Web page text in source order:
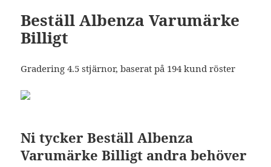
Beställ Albenza Varumärke
Billigt
Gradering4.5 stjärnor, baserat på 194kund röster
Ni tycker Beställ Albenza
Varumärke Billigt andra behöver